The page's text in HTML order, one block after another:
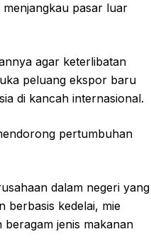
pasar luar
agar keterlibatan
peluang ekspor baru
di kancah internasional.
pertumbuhan
dalam negeri yang
berbasis kedelai, mie
jenis makanan